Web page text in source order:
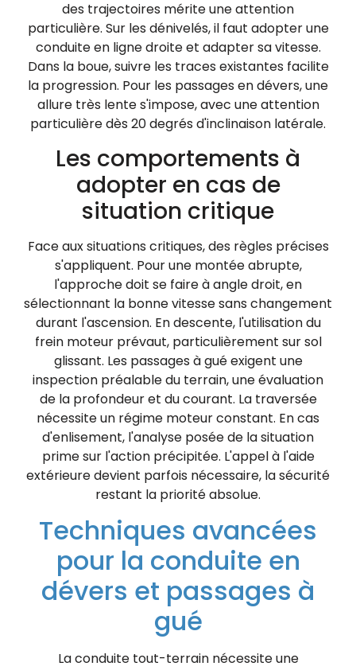
des trajectoires mérite une attention
particulière. Sur les dénivelés, il faut adopter une
conduite en ligne droite et adapter sa vitesse.
Dans la boue, suivre les traces existantes facilite
la progression. Pour les passages en dévers, une
allure très lente s'impose, avec une attention
particulière dès 20 degrés d'inclinaison latérale.
Les comportements à
adopter en cas de
situation critique
Face aux situations critiques, des règles précises
s'appliquent. Pour une montée abrupte,
l'approche doit se faire à angle droit, en
sélectionnant la bonne vitesse sans changement
durant l'ascension. En descente, l'utilisation du
frein moteur prévaut, particulièrement sur sol
glissant. Les passages à gué exigent une
inspection préalable du terrain, une évaluation
de la profondeur et du courant. La traversée
nécessite un régime moteur constant. En cas
d'enlisement, l'analyse posée de la situation
prime sur l'action précipitée. L'appel à l'aide
extérieure devient parfois nécessaire, la sécurité
restant la priorité absolue.
Techniques avancées
pour la conduite en
dévers et passages à
gué
La conduite tout-terrain nécessite une